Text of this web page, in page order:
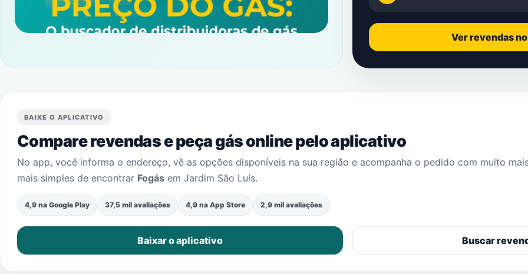
Ver revendas
BAIXE O APLICATIVO
Compare revendas e peça gás online pelo aplicativo
No app, você informa o endereço, vê as opções disponíveis na sua região e acompanha o pedido com muito
mais simples de encontrar Fogás em Jardim São Luís.
4,9 na Google Play 37,5 mil avaliações 4,9 na App Store 2,9 mil avaliações
Baixar o aplicativo Buscar